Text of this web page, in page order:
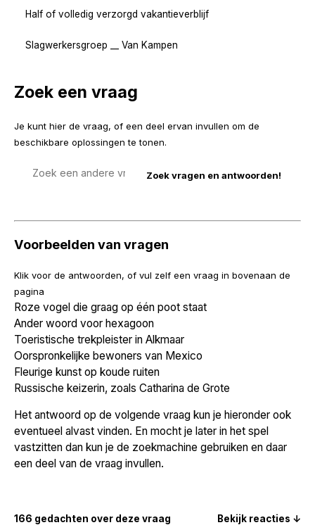
Half of volledig verzorgd vakantieverblijf
Slagwerkersgroep __ Van Kampen
Zoek een vraag
Je kunt hier de vraag, of een deel ervan invullen om de
beschikbare oplossingen te tonen.
Voorbeelden van vragen
Klik voor de antwoorden, of vul zelf een vraag in bovenaan de
pagina
Roze vogel die graag op één poot staat
Ander woord voor hexagoon
Toeristische trekpleister in Alkmaar
Oorspronkelijke bewoners van Mexico
Fleurige kunst op koude ruiten
Russische keizerin, zoals Catharina de Grote
Het antwoord op de volgende vraag kun je hieronder ook
eventueel alvast vinden. En mocht je later in het spel
vastzitten dan kun je de zoekmachine gebruiken en daar
een deel van de vraag invullen.
166 gedachten over deze vraag Bekijk reacties ↓